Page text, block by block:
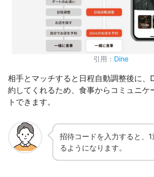
引用： Dine
相手とマッチすると日程自動調整後に、
約してくれるため、食事からコミュニケ
トできます。
招待コードを入力すると、1
るようになります。